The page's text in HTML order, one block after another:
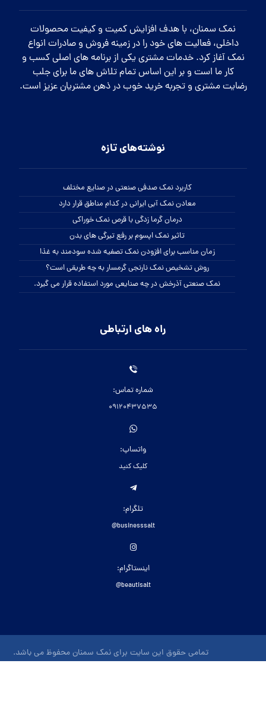
نمک سمنان، با هدف افزایش کمیت و کیفیت محصولات
داخلی، فعالیت های خود را در زمینه فروش و صادرات انواع
نمک آغاز کرد. خدمات مشتری یکی از برنامه های اصلی کسب و
کار ما است و بر این اساس تمام تلاش های ما برای جلب
رضایت مشتری و تجربه خرید خوب در ذهن مشتریان عزیز است.
نوشته‌های تازه
کاربرد نمک صدفی صنعتی در صنایع مختلف
معادن نمک آبی ایرانی در کدام مناطق قرار دارد
درمان گرما زدگی با قرص نمک خوراکی
تاثیر نمک اپسوم بر رفع تیرگی های بدن
زمان مناسب برای افزودن نمک تصفیه شده سودمند به غذا
روش تشخیص نمک نارنجی گرمسار به چه طریقی است؟
نمک صنعتی آذرخش در چه صنایعی مورد استفاده قرار می گیرد.
راه های ارتباطی
شماره تماس:
09120437535
واتساپ:
کلیک کنید
تلگرام:
businesssalt@
اینستاگرام:
beautisalt@
تمامی حقوق این سایت برای نمک سمنان محفوظ می باشد.